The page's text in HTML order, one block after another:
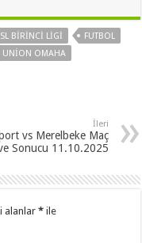
BIRINCI LIGI
FUTBOL
UNION OMAHA
İleri
vs Merelbeke Maç
Sonucu 11.10.2025
alanlar* ile